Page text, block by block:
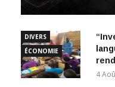
DIVERS
ÉCONOMIE
4